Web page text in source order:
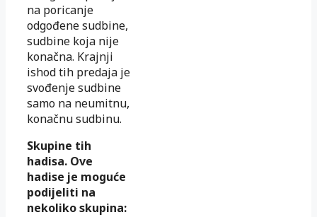
na poricanje
odgođene sudbine,
sudbine koja nije
konačna. Krajnji
ishod tih predaja je
svođenje sudbine
samo na neumitnu,
konačnu sudbinu.
Skupine tih
hadisa. Ove
hadise je moguće
podijeliti na
nekoliko skupina: